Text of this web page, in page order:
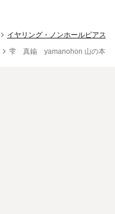
イヤリング・ノンホールピアス
雫 真鍮 yamanohon 山の本